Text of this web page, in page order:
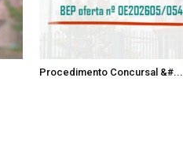
Procedimento Concursal &#...